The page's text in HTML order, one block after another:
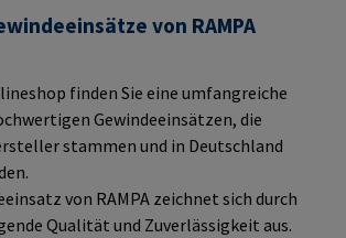
von RAMPA
finden Sie eine umfangreiche
Gewindeeinsätzen, die
stammen und in Deutschland
von RAMPA zeichnet sich durch
Qualität und Zuverlässigkeit aus.